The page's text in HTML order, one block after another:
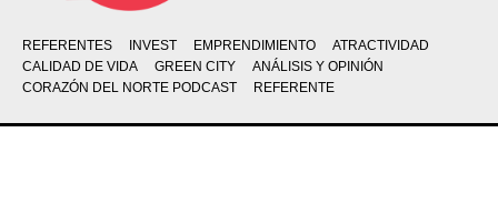
REFERENTES INVEST EMPRENDIMIENTO
ATRACTIVIDAD
CALIDAD DE VIDA
GREEN CITY
ANÁLISIS Y OPINIÓN
CORAZÓN DEL NORTE PODCAST
REFERENTE